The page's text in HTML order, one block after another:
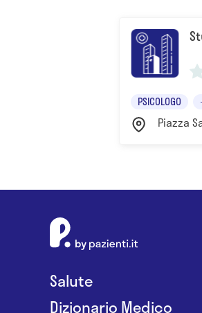
PSICOLOGO
Piazza
Salute
Dizionario Medico